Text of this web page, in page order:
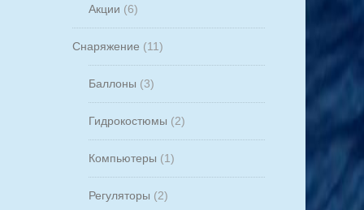
Акции (6)
Снаряжение (11)
Баллоны (3)
Гидрокостюмы (2)
Компьютеры (1)
Регуляторы (2)